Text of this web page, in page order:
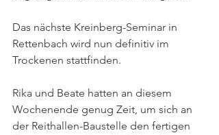
Das nächste Kreinberg-Seminar in
Rettenbach wird nun definitiv im
Trockenen stattfinden.
Rika und Beate hatten an diesem
Wochenende genug Zeit, um sich an
der Reithallen-Baustelle den fertigen